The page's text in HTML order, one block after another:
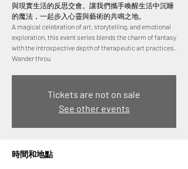
與現實生活的反思交會。讓我們攜手喚醒生活中沉睡
的魔法，一起步入心靈與藝術的共鳴之地。
A magical celebration of art, storytelling, and emotional
exploration, this event series blends the charm of fantasy
with the introspective depth of therapeutic art practices.
Wander throu
Tickets are not on sale
See other events
時間和地點